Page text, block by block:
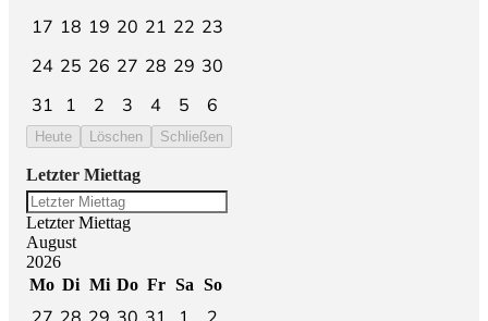
17 18 19 20 21 22 23
24 25 26 27 28 29 30
31
1 2 3 4 5 6
Heute Löschen Schließen
Letzter Miettag
Letzter Miettag
August
2026
Mo Di Mi Do Fr Sa So